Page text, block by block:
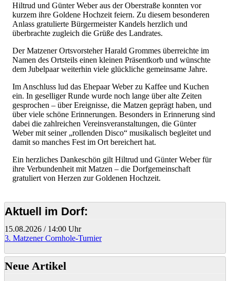
Hiltrud und Günter Weber aus der Oberstraße konnten vor
kurzem ihre Goldene Hochzeit feiern. Zu diesem besonderen
Anlass gratulierte Bürgermeister Kandels herzlich und
überbrachte zugleich die Grüße des Landrates.
Der Matzener Ortsvorsteher Harald Grommes überreichte im
Namen des Ortsteils einen kleinen Präsentkorb und wünschte
dem Jubelpaar weiterhin viele glückliche gemeinsame Jahre.
Im Anschluss lud das Ehepaar Weber zu Kaffee und Kuchen
ein. In geselliger Runde wurde noch lange über alte Zeiten
gesprochen – über Ereignisse, die Matzen geprägt haben, und
über viele schöne Erinnerungen. Besonders in Erinnerung sind
dabei die zahlreichen Vereinsveranstaltungen, die Günter
Weber mit seiner „rollenden Disco“ musikalisch begleitet und
damit so manches Fest im Ort bereichert hat.
Ein herzliches Dankeschön gilt Hiltrud und Günter Weber für
ihre Verbundenheit mit Matzen – die Dorfgemeinschaft
gratuliert von Herzen zur Goldenen Hochzeit.
Aktuell im Dorf:
15.08.2026 / 14:00 Uhr
3. Matzener Cornhole-Turnier
Neue Artikel